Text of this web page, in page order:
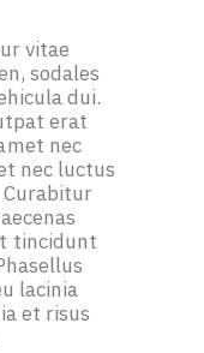
vitae
sodales
dui.
erat
nec
nec luctus
tincidunt
lacinia
et risus